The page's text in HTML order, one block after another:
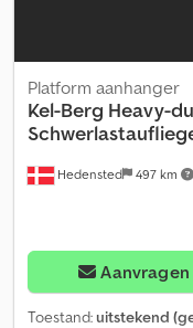
Hedensted 497 km
Platform aanhanger
Kel-Berg Heavy-
Aanvragen
Toestand:uitstekend